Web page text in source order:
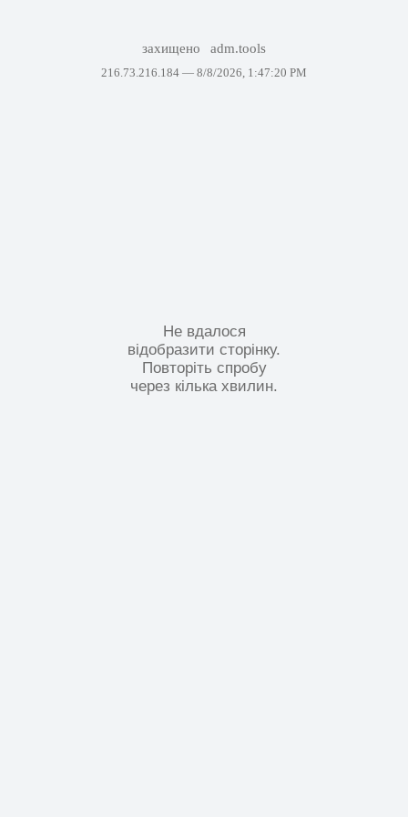
захищено adm.tools
216.73.216.184 — 8/8/2026, 1:47:20 PM
Не вдалося
відобразити сторінку.
Повторіть спробу
через кілька хвилин.